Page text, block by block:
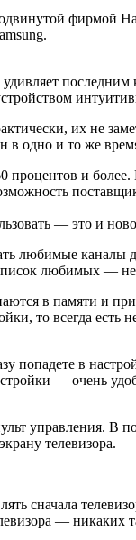
фирмой
их не
в одно и то же
процентов и
— это и
любимые
любимых —
в памяти и
то всегда
в
— очень
управления. В
телевизора.
сначала
—